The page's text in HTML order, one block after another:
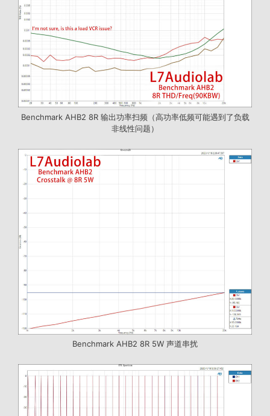
Benchmark AHB2 8R 输出功率扫频（高功率低频可能遇到了负载
非线性问题）
Benchmark AHB2 8R 5W 声道串扰